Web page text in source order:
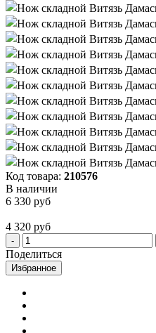
Код товара: 210576
В наличии
6 330 руб
4 320 руб
Поделиться
Избранное